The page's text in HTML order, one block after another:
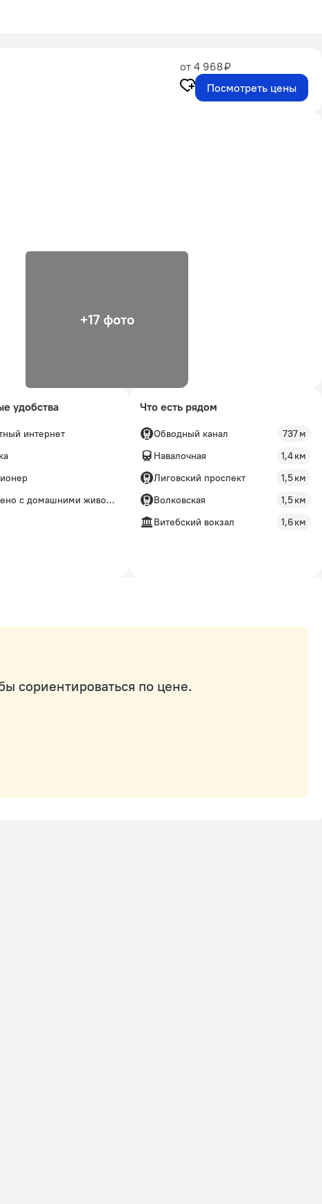
от 4 968 ₽
Посмотреть цены
+17 фото
удобства
интернет
с домашними животными
Что есть рядом
Обводный канал
737 м
Навалочная
1,4 км
Лиговский проспект
1,5 км
Волковская
1,5 км
Витебский вокзал
1,6 км
сориентироваться по цене.